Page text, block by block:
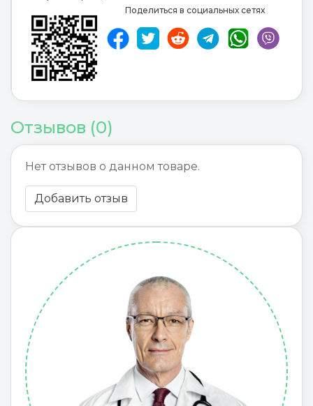
Поделиться в социальных сетях
Отзывов (0)
Нет отзывов о данном товаре.
Добавить отзыв